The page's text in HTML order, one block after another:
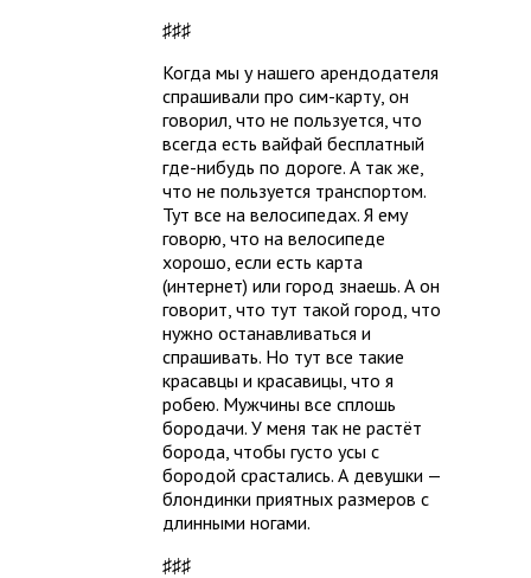
♯♯♯
Когда мы у нашего арендодателя
спрашивали про сим-карту, он
говорил, что не пользуется, что
всегда есть вайфай бесплатный
где-нибудь по дороге. А так же,
что не пользуется транспортом.
Тут все на велосипедах. Я ему
говорю, что на велосипеде
хорошо, если есть карта
(интернет) или город знаешь. А он
говорит, что тут такой город, что
нужно останавливаться и
спрашивать. Но тут все такие
красавцы и красавицы, что я
робею. Мужчины все сплошь
бородачи. У меня так не растёт
борода, чтобы густо усы с
бородой срастались. А девушки —
блондинки приятных размеров с
длинными ногами.
♯♯♯